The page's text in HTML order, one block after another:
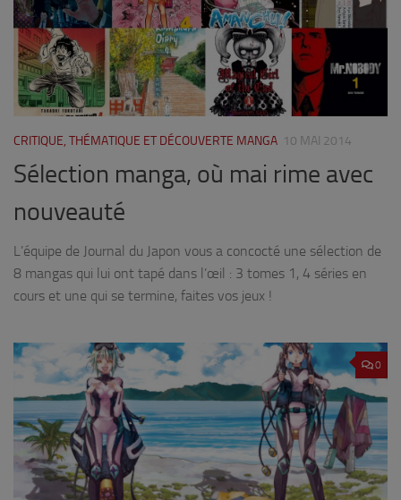
CRITIQUE, THÉMATIQUE ET DÉCOUVERTE MANGA 10 MAI 2014
Sélection manga, où mai rime avec
nouveauté
L’équipe de Journal du Japon vous a concocté une sélection de
8 mangas qui lui ont tapé dans l’œil : 3 tomes 1, 4 séries en
cours et une qui se termine, faites vos jeux !
0